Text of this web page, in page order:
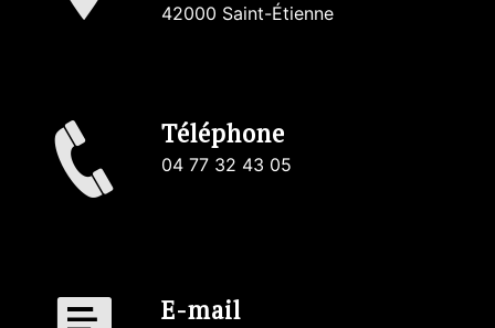
42000 Saint-Étienne
Téléphone
04 77 32 43 05
E-mail